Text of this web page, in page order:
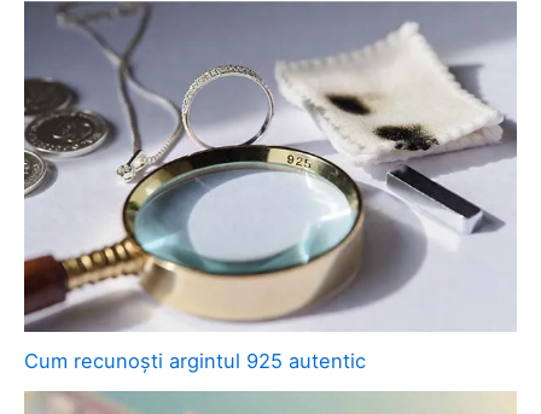
Cum recunoști argintul 925 autentic